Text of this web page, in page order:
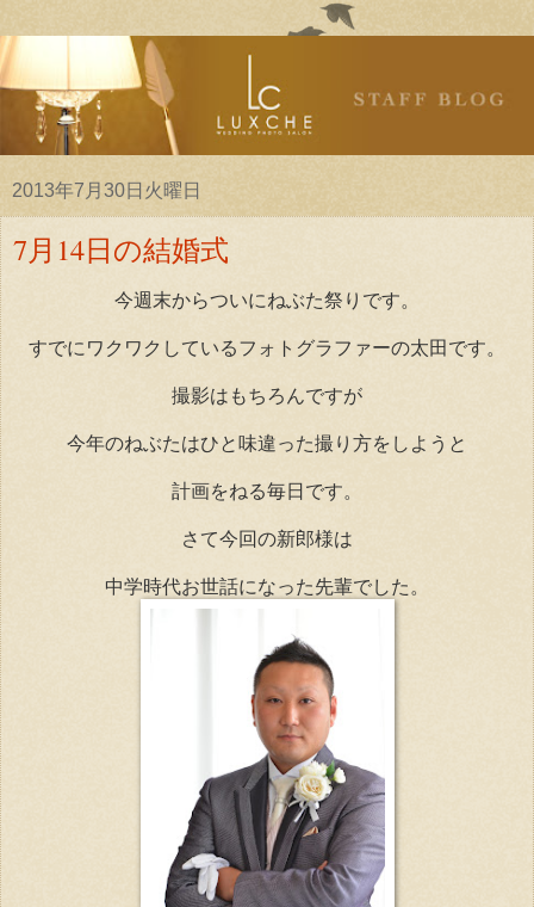
2013年7月30日火曜日
7月14日の結婚式
今週末からついにねぶた祭りです。
すでにワクワクしているフォトグラファーの太田です。
撮影はもちろんですが
今年のねぶたはひと味違った撮り方をしようと
計画をねる毎日です。
さて今回の新郎様は
中学時代お世話になった先輩でした。